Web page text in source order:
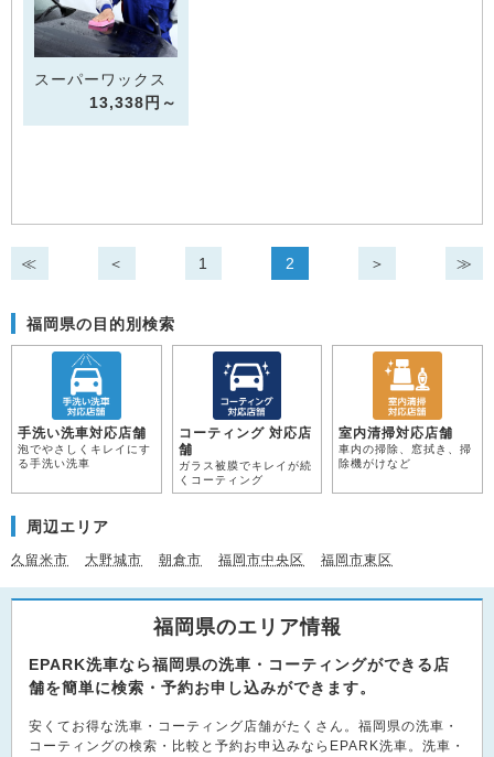
スーパーワックス
13,338円～
≪ ＜ 1 2 ＞ ≫
福岡県の目的別検索
手洗い洗車対応店舗
泡でやさしくキレイにす
る手洗い洗車
コーティング 対応店
舗
ガラス被膜でキレイが続
くコーティング
室内清掃対応店舗
車内の掃除、窓拭き、掃
除機がけなど
周辺エリア
久留米市 大野城市 朝倉市 福岡市中央区 福岡市東区
福岡県のエリア情報
EPARK洗車なら福岡県の洗車・コーティングができる店
舗を簡単に検索・予約お申し込みができます。
安くてお得な洗車・コーティング店舗がたくさん。福岡県の洗車・
コーティングの検索・比較と予約お申込みならEPARK洗車。洗車・